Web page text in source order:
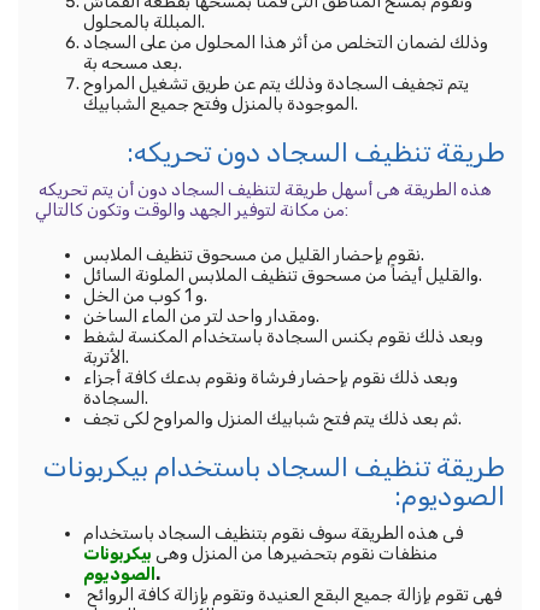
المبللة بالمحلول.
وذلك لضمان التخلص من أثر هذا المحلول من على السجاد
بعد مسحه بة.
يتم تجفيف السجادة وذلك يتم عن طريق تشغيل المراوح
الموجودة بالمنزل وفتح جميع الشبابيك.
طريقة تنظيف السجاد دون تحريكه:
هذه الطريقة هى أسهل طريقة لتنظيف السجاد دون أن يتم تحريكه
من مكانة لتوفير الجهد والوقت وتكون كالتالي:
نقوم بإحضار القليل من مسحوق تنظيف الملابس.
والقليل أيضاً من مسحوق تنظيف الملابس الملونة السائل.
و 1 كوب من الخل.
ومقدار واحد لتر من الماء الساخن.
وبعد ذلك نقوم بكنس السجادة باستخدام المكنسة لشفط
الأتربة.
وبعد ذلك نقوم بإحضار فرشاة ونقوم بدعك كافة أجزاء
السجادة.
ثم بعد ذلك يتم فتح شبابيك المنزل والمراوح لكى تجف.
طريقة تنظيف السجاد باستخدام بيكربونات
الصوديوم:
فى هذه الطريقة سوف نقوم بتنظيف السجاد باستخدام
منظفات نقوم بتحضيرها من المنزل وهى بيكربونات
الصوديوم .